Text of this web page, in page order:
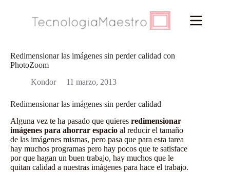
Redimensionar las imágenes sin perder calidad con
PhotoZoom
Kondor
11 marzo, 2013
Redimensionar las imágenes sin perder calidad
Alguna vez te ha pasado que quieres redimensionar
imágenes para ahorrar espacio al reducir el tamaño
de las imágenes mismas, pero pasa que para esta tarea
hay muchos programas pero hay pocos que te satisface
por que hagan un buen trabajo, hay muchos que le
quitan calidad a nuestras imágenes para hace el trabajo.